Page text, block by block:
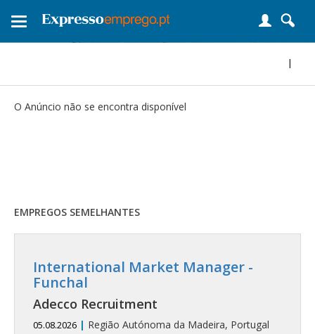
Toggle
|
O Anúncio não se encontra disponível
EMPREGOS SEMELHANTES
International Market Manager -
Funchal
Adecco Recruitment
05.08.2026 | Região Autónoma da Madeira, Portugal